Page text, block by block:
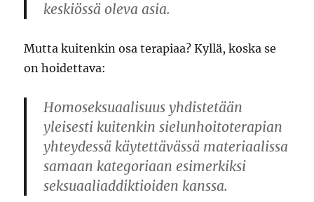
keskiössä oleva asia.
Mutta kuitenkin osa terapiaa? Kyllä, koska se
on hoidettava:
Homoseksuaalisuus yhdistetään
yleisesti kuitenkin sielunhoitoterapian
yhteydessä käytettävässä materiaalissa
samaan kategoriaan esimerkiksi
seksuaaliaddiktioiden kanssa.